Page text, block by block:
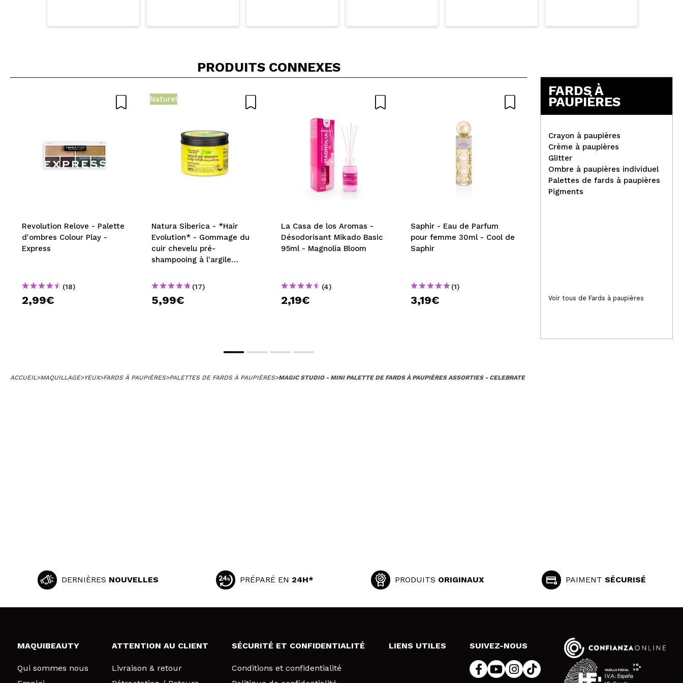
PRODUITS CONNEXES
Revolution Relove - Palette
d'ombres Colour Play -
Express
(18)
2,99€
Naturel
Natura Siberica - *Hair
Evolution* - Gommage du
cuir chevelu pré-
shampooing à l'argile
en profondeur
(17)
5,99€
La Casa de los Aromas -
Désodorisant Mikado Basic
95ml - Magnolia Bloom
(4)
2,19€
Saphir - Eau de Parfum
pour femme 30ml - Cool de
Saphir
(1)
3,19€
Physicians Formula -
10,75€
FARDS À
PAUPIÈRES
Crayon à paupières
Crème à paupières
Glitter
Ombre à paupières individuel
Palettes de fards à paupières
Pigments
Voir tous de Fards à paupières
ACCUEIL>MAQUILLAGE>YEUX>FARDS À PAUPIÈRES>PALETTES DE FARDS À PAUPIÈRES>MAGIC STUDIO - MINI PALETTE DE FARDS À PAUPIÈRES ASSORTIES - CELEBRATE
DERNIÈRES NOUVELLES PRÉPARÉ EN 24H* PRODUITS ORIGINAUX PAIMENT SÉCURISÉ
MAQUIBEAUTY
Qui sommes nous
ATTENTION AU CLIENT
Livraison & retour
SÉCURITÉ ET CONFIDENTIALITÉ
Conditions et confidentialité
LIENS UTILES SUIVEZ-NOUS